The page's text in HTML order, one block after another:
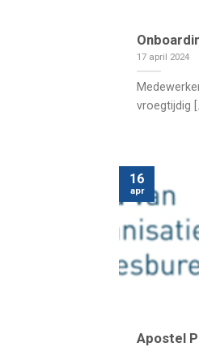
17 april 2024
vroegtijdig
16
apr
Apostel